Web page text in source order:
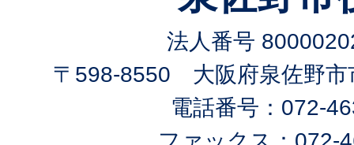
法人番号
〒598-8550 大阪府泉佐野市
電話番号：072-